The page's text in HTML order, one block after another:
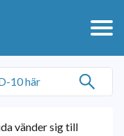
vänder sig till